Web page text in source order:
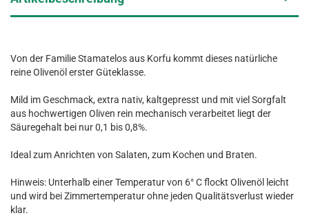
Von der Familie Stamatelos aus Korfu kommt dieses natürliche
reine Olivenöl erster Güteklasse.
Mild im Geschmack, extra nativ, kaltgepresst und mit viel Sorgfalt
aus hochwertigen Oliven rein mechanisch verarbeitet liegt der
Säuregehalt bei nur 0,1 bis 0,8%.
Ideal zum Anrichten von Salaten, zum Kochen und Braten.
Hinweis: Unterhalb einer Temperatur von 6° C flockt Olivenöl leicht
und wird bei Zimmertemperatur ohne jeden Qualitätsverlust wieder
klar.